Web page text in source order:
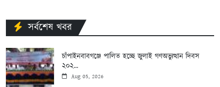
সর্বশেষ খবর
চাঁপাইনবাবগঞ্জে পালিত হচ্ছে জুলাই গণঅভ্যুত্থান দিবস
২০২...
Aug 05, 2026